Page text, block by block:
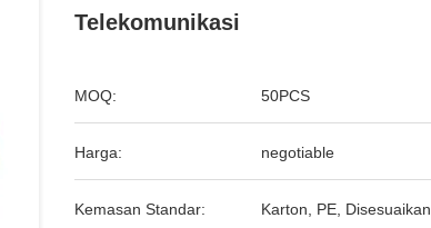
Telekomunikasi
MOQ: 50PCS
Harga: negotiable
Kemasan Standar: Karton, PE, Disesuaikan